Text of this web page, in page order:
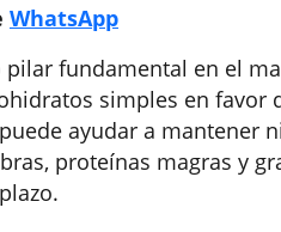
WhatsApp
fundamental en el
simples en
ayudar a mantener
proteínas magras y